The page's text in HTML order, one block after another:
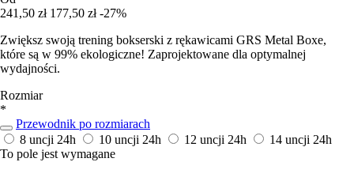
241,50 zł 177,50 zł -27%
Zwiększ swoją trening bokserski z rękawicami GRS Metal Boxe,
które są w 99% ekologiczne! Zaprojektowane dla optymalnej
wydajności.
Rozmiar
*
Przewodnik po rozmiarach
8 uncji 24h 10 uncji 24h 12 uncji 24h 14 uncji 24h
To pole jest wymagane